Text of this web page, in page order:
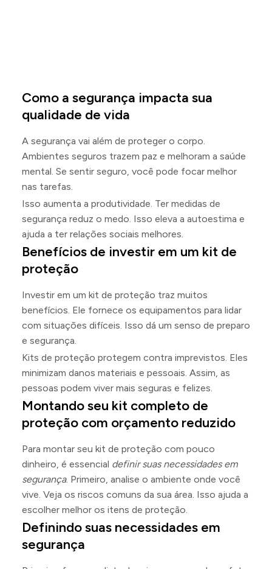
Como a segurança impacta sua
qualidade de vida
A segurança vai além de proteger o corpo.
Ambientes seguros trazem paz e melhoram a saúde
mental. Se sentir seguro, você pode focar melhor
nas tarefas.
Isso aumenta a produtividade. Ter medidas de
segurança reduz o medo. Isso eleva a autoestima e
ajuda a ter relações sociais melhores.
Benefícios de investir em um kit de
proteção
Investir em um kit de proteção traz muitos
benefícios. Ele fornece os equipamentos para lidar
com situações difíceis. Isso dá um senso de preparo
e segurança.
Kits de proteção protegem contra imprevistos. Eles
minimizam danos materiais e pessoais. Assim, as
pessoas podem viver mais seguras e felizes.
Montando seu kit completo de
proteção com orçamento reduzido
Para montar seu kit de proteção com pouco
dinheiro, é essencial definir suas necessidades em
segurança. Primeiro, analise o ambiente onde você
vive. Veja os riscos comuns da sua área. Isso ajuda a
escolher melhor os itens de proteção.
Definindo suas necessidades em
segurança